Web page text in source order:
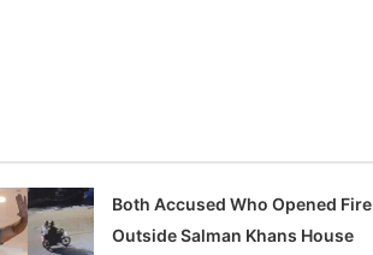
Both Accused Who Opened Fire
Outside Salman Khans House